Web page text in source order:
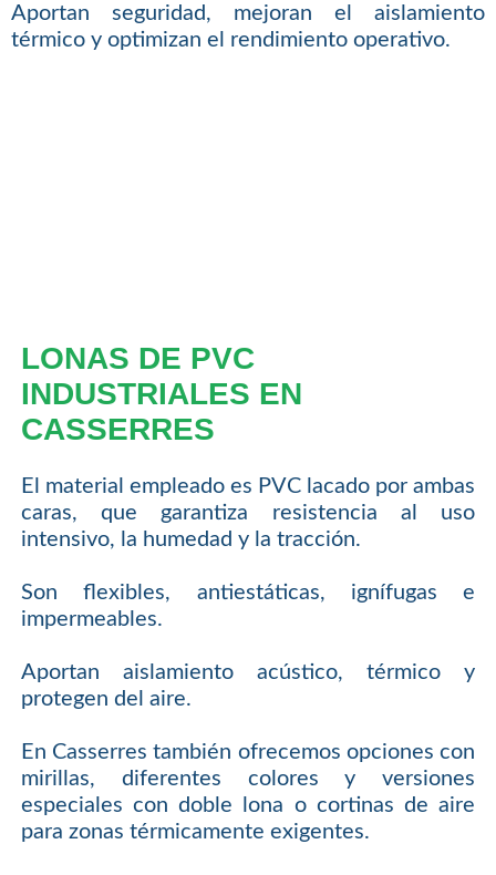
Aportan seguridad, mejoran el aislamiento
térmico y optimizan el rendimiento operativo.
LONAS DE PVC
INDUSTRIALES EN
CASSERRES
El material empleado es PVC lacado por ambas
caras, que garantiza resistencia al uso
intensivo, la humedad y la tracción.
Son flexibles, antiestáticas, ignífugas e
impermeables.
Aportan aislamiento acústico, térmico y
protegen del aire.
En Casserres también ofrecemos opciones con
mirillas, diferentes colores y versiones
especiales con doble lona o cortinas de aire
para zonas térmicamente exigentes.